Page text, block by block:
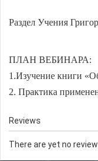
Раздел Учения
ПЛАН ВЕБИНАРА:
1.Изучение книги
2. Практика
Reviews
There are yet no